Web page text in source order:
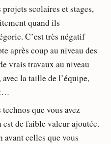
scolaires et stages,
quand ils
C’est très négatif
après coup au niveau des
vrais travaux au niveau
la taille de l’équipe,
que vous avez
de faible valeur ajoutée.
avant celles que vous